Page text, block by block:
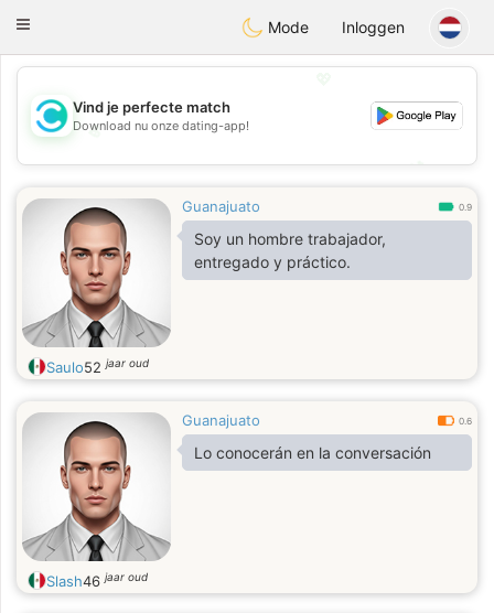
olombiaCitas
Toggle
Mode Inloggen
💖
💕
Vind je perfecte match
Download nu onze dating-app!
Guanajuato 0.9
Soy un hombre trabajador,
entregado y práctico.
Saulo52jaar oud
Guanajuato 0.6
Lo conocerán en la conversación
Slash46jaar oud